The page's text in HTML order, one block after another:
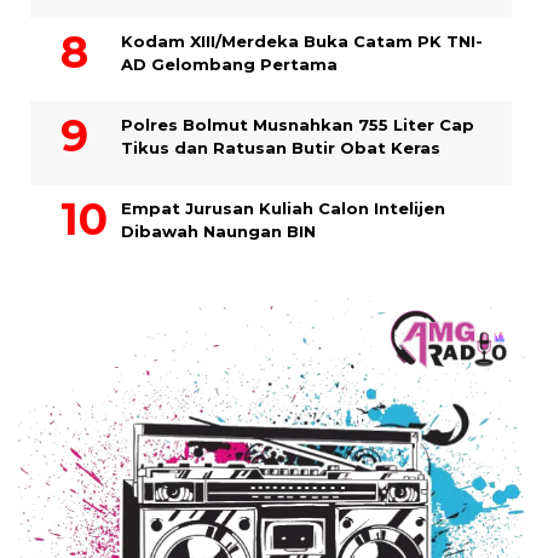
Kodam XIII/Merdeka Buka Catam PK TNI-
AD Gelombang Pertama
Polres Bolmut Musnahkan 755 Liter Cap
Tikus dan Ratusan Butir Obat Keras
Empat Jurusan Kuliah Calon Intelijen
Dibawah Naungan BIN